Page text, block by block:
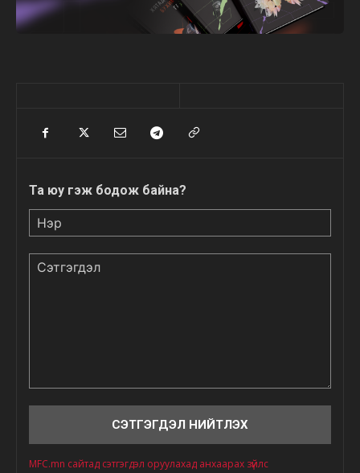
Та юу гэж бодож байна?
MFC.mn сайтад сэтгэгдэл оруулахад анхаарах зүйлс